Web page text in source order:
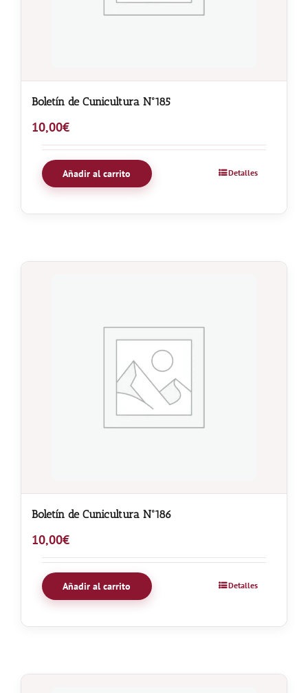
Boletín de Cunicultura Nº185
10,00€
Añadir al carrito Detalles
Boletín de Cunicultura Nº186
10,00€
Añadir al carrito Detalles